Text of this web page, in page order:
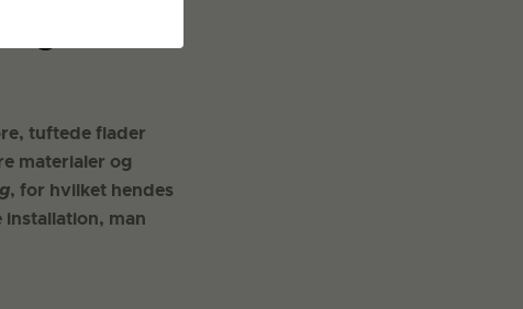
tuftede flader
materialer og
, for hvilket hendes
installation, man